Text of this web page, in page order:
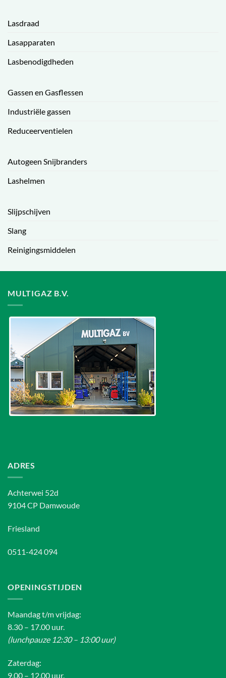
Lasdraad
Lasapparaten
Lasbenodigdheden
Gassen en Gasflessen
Industriële gassen
Reduceerventielen
Autogeen Snijbranders
Lashelmen
Slijpschijven
Slang
Reinigingsmiddelen
MULTIGAZ B.V.
ADRES
Achterwei 52d
9104 CP Damwoude
Friesland
0511-424 094
OPENINGSTIJDEN
Maandag t/m vrijdag:
8.30 – 17.00 uur.
(lunchpauze 12:30 – 13:00 uur)
Zaterdag:
9.00 – 12.00 uur.